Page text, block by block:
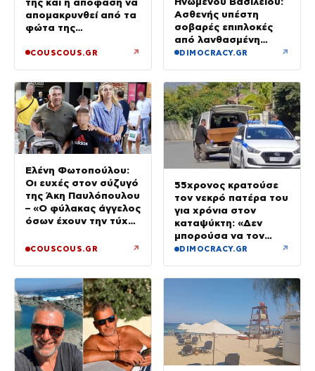
απομακρυνθεί από τα
φώτα της
COUSCOUS.GR ↗
Ασθενής υπέστη
σοβαρές επιπλοκές
από λανθασμένη
σύνδεση εντέρου και
DIMOCRACY.GR ↗
Ελένη Φωτοπούλου:
Οι ευχές στον σύζυγό
της Άκη Παυλόπουλου
– «Ο φύλακας άγγελος
όσων έχουν την τύχη
του»
COUSCOUS.GR ↗
55χρονος κρατούσε
τον νεκρό πατέρα του
για χρόνια στον
καταψύκτη: «Δεν
μπορούσα να τον
αποχωριστώ»
DIMOCRACY.GR ↗